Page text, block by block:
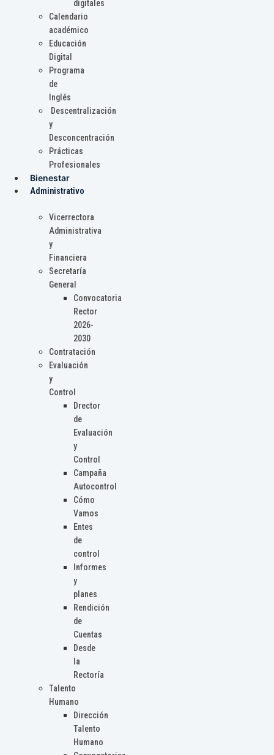
digitales
Calendario
académico
Educación
Digital
Programa
de
Inglés
Descentralización
y
Desconcentración
Prácticas
Profesionales
Bienestar
Administrativo
Vicerrectora
Administrativa
y
Financiera
Secretaría
General
Convocatoria
Rector
2026-
2030
Contratación
Evaluación
y
Control
Drector
de
Evaluación
y
Control
Campaña
Autocontrol
Cómo
Vamos
Entes
de
control
Informes
y
planes
Rendición
de
Cuentas
Desde
la
Rectoría
Talento
Humano
Dirección
Talento
Humano